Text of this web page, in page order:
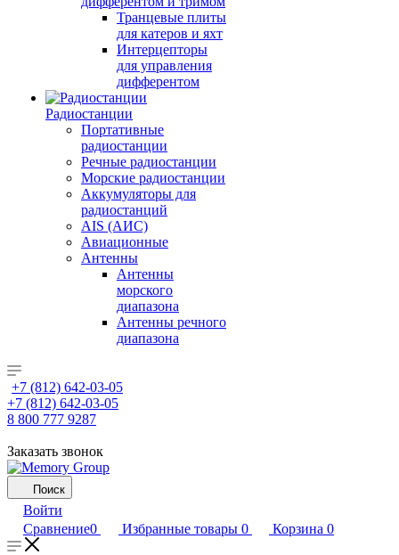
Транцевые плиты
для катеров и яхт
Интерцепторы
для управления
дифферентом
Радиостанции
Портативные
радиостанции
Речные радиостанции
Морские радиостанции
Аккумуляторы для
радиостанций
AIS (АИС)
Авиационные
Антенны
Антенны
морского
диапазона
Антенны речного
диапазона
+7 (812) 642-03-05
+7 (812) 642-03-05
8 800 777 9287
Заказать звонок
Поиск
Войти
Сравнение0 Избранные товары 0 Корзина 0